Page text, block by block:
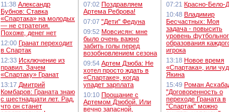
11:38 Александр
Бубнов: Ставка
«Спартака» на молодых
— не стратегия.
Похоже, денег нет
12:00 Гранат переходит
в Спартак
12:33 Исключение из
правил. Зачем
«Спартаку» Гранат
13:17 Дмитрий
Комбаров: Граната знаю
с шестнадцати лет. Рад,
что он станет
07:02 Поздравляем
Артема Реброва!
07:07 "Дети" Федуна
09:52 Мовсисян: мне
было очень важно
забить голы перед
возобновлением сезона
09:54 Артем Дзюба: Не
хотел просто ждать в
«Спартаке», когда
упадет зарплата
10:10 Прощание с
Артемом Дзюбой. Или
вечно запасной,
07:21 Красно-Бело-
10:48 Владимир
Бесчастных: Моя
задача - повысить
уровень
образования
игрока
13:18 Новое время
«Спартака», или
Якина
15:49 Роман
"Договоренность о
переходе Граната в
"Спартак" можно